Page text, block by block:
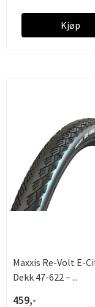
Kjøp
Maxxis Re-Volt E-
Dekk 47-622 – ...
459,-